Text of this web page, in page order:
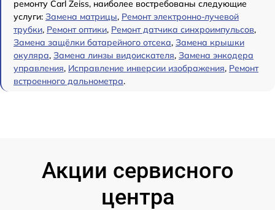
ремонту Carl Zeiss, наиболее востребованы следующие
услуги: Замена матрицы, Ремонт электронно-лучевой
трубки, Ремонт оптики, Ремонт датчика синхроимпульсов,
Замена защёлки батарейного отсека, Замена крышки
окуляра, Замена линзы видоискателя, Замена энкодера
управления, Исправление инверсии изображения, Ремонт
встроенного дальнометра.
Акции сервисного
центра